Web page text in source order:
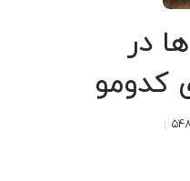
در
کدومو